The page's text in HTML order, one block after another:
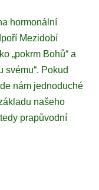
hormonální
Mezidobí
„pokrm Bohů“ a
svému“. Pokud
nám jednoduché
našeho
prapůvodní